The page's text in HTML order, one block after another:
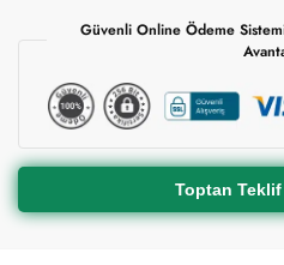
Güvenli Online Ödeme
Toptan